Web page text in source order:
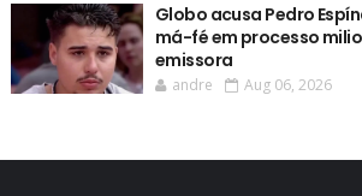
Globo acusa Pedro
má-fé em processo
emissora
andre Aug 06, 2026